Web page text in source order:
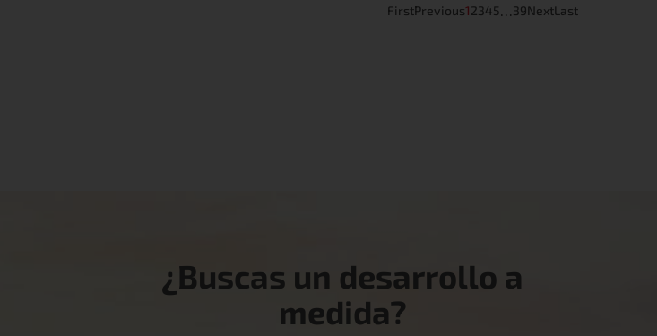
FirstPrevious12345…39NextLast
¿Buscas un desarrollo a
medida?